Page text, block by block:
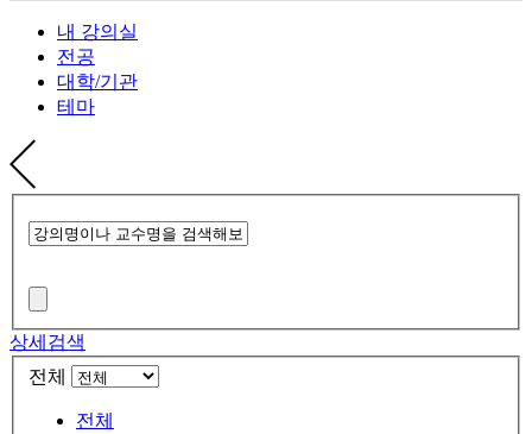
내 강의실
전공
대학/기관
테마
상세검색
전체
전체